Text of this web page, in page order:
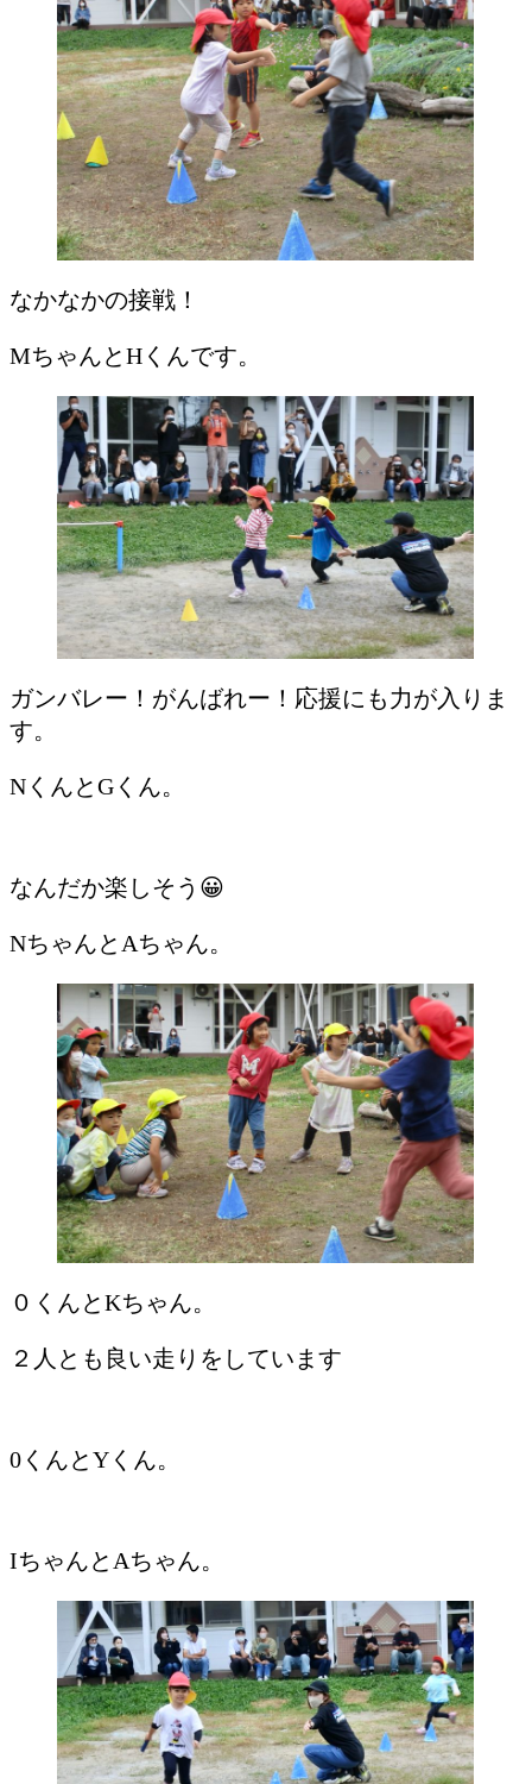
なかなかの接戦！
MちゃんとHくんです。
ガンバレー！がんばれー！応援にも力が入りま
す。
NくんとGくん。
なんだか楽しそう😀
NちゃんとAちゃん。
０くんとKちゃん。
２人とも良い走りをしています
0くんとYくん。
IちゃんとAちゃん。